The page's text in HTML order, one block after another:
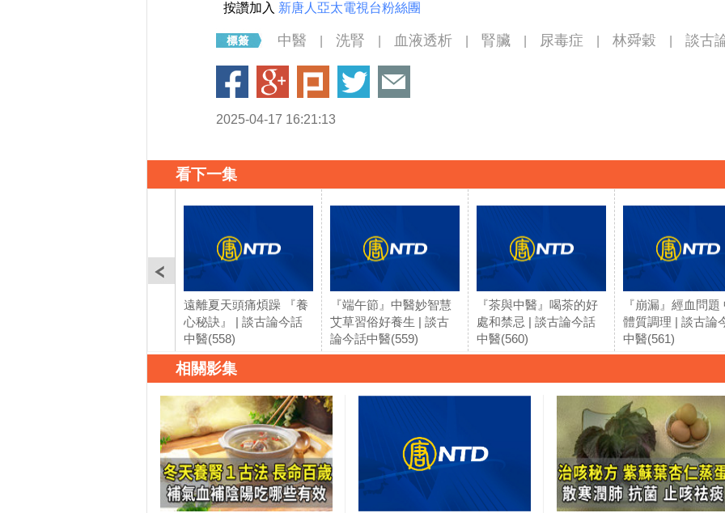
按讚加入 新唐人亞太電視台粉絲團
中醫 洗腎 血液透析 腎臟 尿毒症 林舜穀 談古
2025-04-17 16:21:13
看下一集
遠離夏天頭痛煩躁 『養
心秘訣』 | 談古論今話
中醫(558)
『端午節』中醫妙智慧
艾草習俗好養生 | 談古
論今話中醫(559)
『茶與中醫』喝茶的好
處和禁忌 | 談古論今話
中醫(560)
『崩漏』經血問題
體質調理 | 談古論
中醫(561)
相關影集